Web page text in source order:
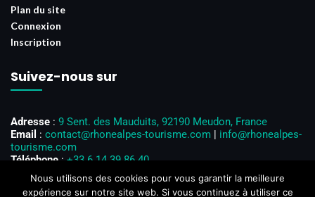
Plan du site
Connexion
Inscription
Suivez-nous sur
Adresse : 9 Sent. des Mauduits, 92190 Meudon, France
Email : contact@rhonealpes-tourisme.com | info@rhonealpes-
tourisme.com
Téléphone : +33 6 14 39 86 40
Horaires d’ouverture
: Du lundi au vendredi, de 8h00 à 18h00
Nous utilisons des cookies pour vous garantir la meilleure
expérience sur notre site web. Si vous continuez à utiliser ce